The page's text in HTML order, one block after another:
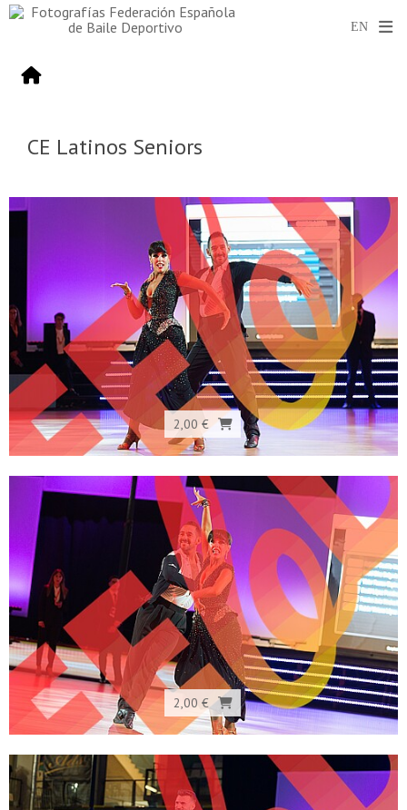
CE Latinos Seniors
2,00 €
2,00 €